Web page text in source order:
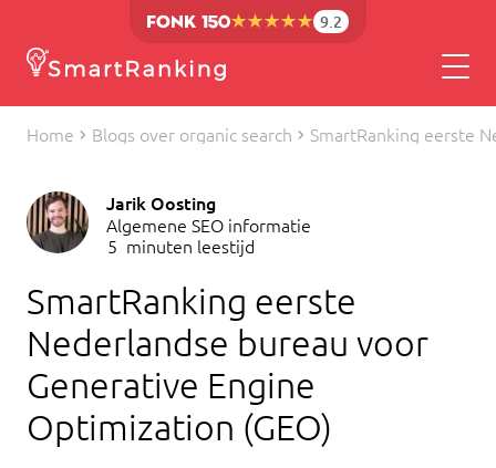
9.2
Home Blogs over organic search SmartRanking eerste
Jarik Oosting
Algemene SEO informatie
5 minuten leestijd
SmartRanking eerste
Nederlandse bureau voor
Generative Engine
Optimization (GEO)